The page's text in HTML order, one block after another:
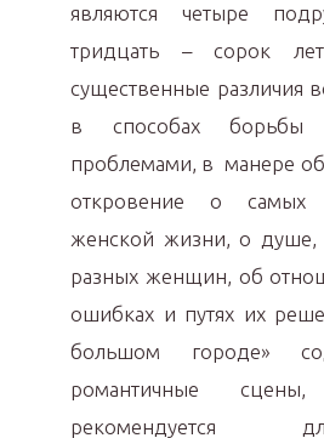
являются четыре
тридцать – сорок
существенные различия
в способах борьбы
проблемами, в манере
откровение о самых
женской жизни, о душе,
разных женщин, об
ошибках и путях их
большом городе»
романтичные
рекомендуется